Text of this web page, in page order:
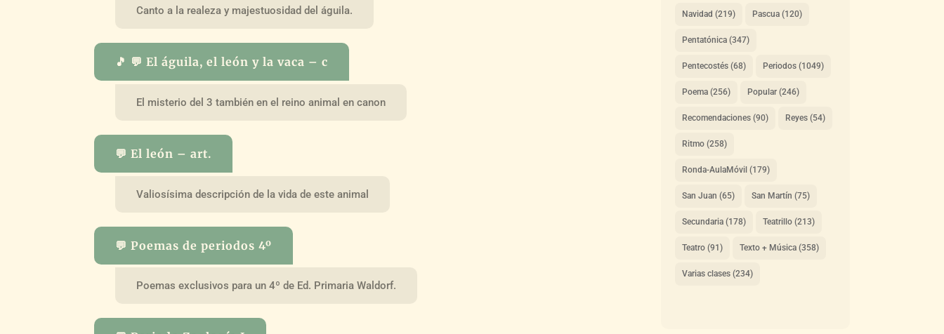
Canto a la realeza y majestuosidad del águila.
🎵 💬 El águila, el león y la vaca – c
El misterio del 3 también en el reino animal en canon
💬 El león – art.
Valiosísima descripción de la vida de este animal
💬 Poemas de periodos 4º
Poemas exclusivos para un 4º de Ed. Primaria Waldorf.
Navidad (219) Pascua(120)
Pentatónica(347)
Pentecostés(68) Periodos(1049)
Poema(256) Popular(246)
Recomendaciones(90) Reyes(54)
Ritmo(258)
Ronda-AulaMóvil (179)
San Juan (65) San Martín (75)
Secundaria(178) Teatrillo(213)
Teatro(91) Texto + Música(358)
Varias clases(234)